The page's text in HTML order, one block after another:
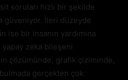
soruları hızlı bir şekilde
güveniyor. İleri düzeyde
bir insanın yardımına
yapay zeka bileşeni
çözümünde, grafik çiziminde,
gerçekten çok